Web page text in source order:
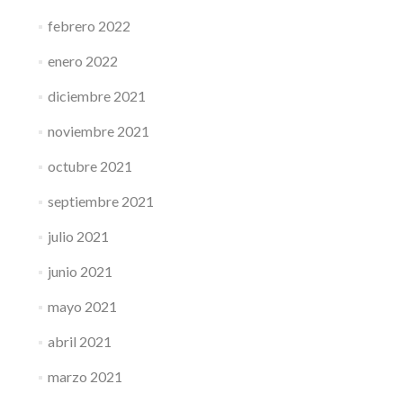
febrero 2022
enero 2022
diciembre 2021
noviembre 2021
octubre 2021
septiembre 2021
julio 2021
junio 2021
mayo 2021
abril 2021
marzo 2021